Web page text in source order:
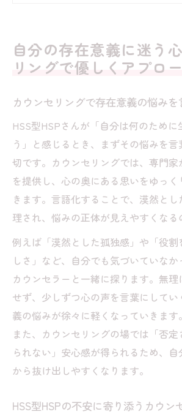
ングで探る
カウンセリングで自己否定
HSS型HSPの繊細さに寄り
ングの実例
HSS型HSPが抱える使命の問い
グの役割
カウンセリングで見つける
命感の正体
ングの力
使命に悩むHSS型HSPにカ
できること
HSS型HSPの葛藤をカウン
止める工夫
カウンセリングでHSS型
出す方法
みる
自分の存在意義に迷う
リングで優しくアプロ
カウンセリングで存在意義の悩み
HSS型HSPさんが「自分は何のために
う」と感じるとき、まずその悩みを
切です。カウンセリングでは、専門
を提供し、心の奥にある思いをゆっ
きます。言語化することで、漠然と
理され、悩みの正体が見えやすくなる
例えば「漠然とした孤独感」や「役
しさ」など、自分でも気づいていな
カウンセラーと一緒に探ります。無理
せず、少しずつ心の声を言葉にして
義の悩みが徐々に軽くなっていきます。
また、カウンセリングの場では「否
られない」安心感が得られるため、
から抜け出しやすくなります。
HSS型HSPの不安に寄り添うカウン